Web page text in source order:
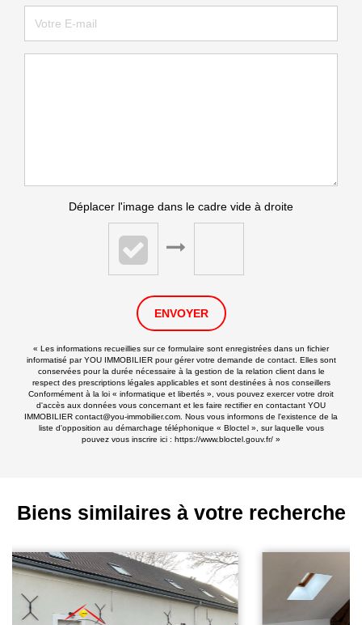
Déplacer l'image dans le cadre vide à droite
ENVOYER
« Les informations recueillies sur ce formulaire sont enregistrées dans un fichier
informatisé par YOU IMMOBILIER pour gérer votre demande de contact. Elles sont
conservées pour la durée nécessaire à la gestion de la relation client dans le
respect des prescriptions légales applicables et sont destinées à nos conseillers
Conformément à la loi « informatique et libertés », vous pouvez exercer votre droit
d'accès aux données vous concernant et les faire rectifier en contactant YOU
IMMOBILIER contact@you-immobilier.com. Nous vous informons de l'existence de la
liste d'opposition au démarchage téléphonique « Bloctel », sur laquelle vous
pouvez vous inscrire ici : https://www.bloctel.gouv.fr/ »
Biens similaires à votre recherche